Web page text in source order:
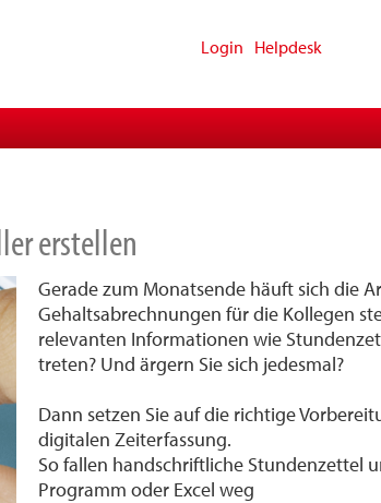
Login Helpdesk
erstellen
Gerade zum Monatsende häuft sich die
Gehaltsabrechnungen für die Kollegen
relevanten Informationen wie
treten? Und ärgern Sie sich jedesmal?
Dann setzen Sie auf die richtige
digitalen Zeiterfassung.
So fallen handschriftliche Stundenzettel
Programm oder Excel weg